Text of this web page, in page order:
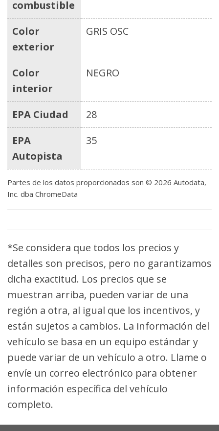
combustible
Color
exterior
GRIS OSC
Color
interior
NEGRO
EPA Ciudad
28
EPA
Autopista
35
Partes de los datos proporcionados son © 2026 Autodata,
Inc. dba ChromeData
*Se considera que todos los precios y
detalles son precisos, pero no garantizamos
dicha exactitud. Los precios que se
muestran arriba, pueden variar de una
región a otra, al igual que los incentivos, y
están sujetos a cambios. La información del
vehículo se basa en un equipo estándar y
puede variar de un vehículo a otro. Llame o
envíe un correo electrónico para obtener
información específica del vehículo
completo.